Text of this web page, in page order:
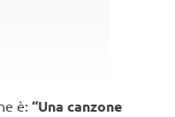
è: “Una canzone